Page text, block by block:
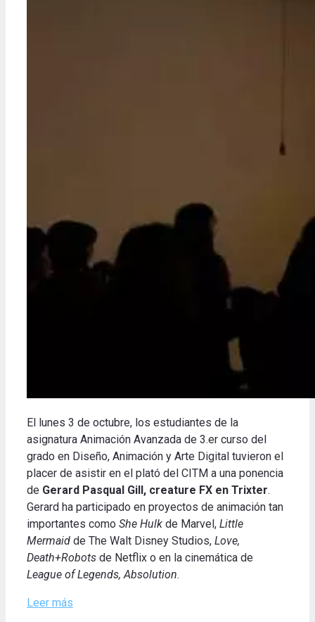
El lunes 3 de octubre, los estudiantes de la
asignatura Animación Avanzada de 3.er curso del
grado en Diseño, Animación y Arte Digital tuvieron el
placer de asistir en el plató del CITM a una ponencia
de Gerard Pasqual Gill, creature FX en Trixter.
Gerard ha participado en proyectos de animación tan
importantes como She Hulk de Marvel, Little
Mermaid de The Walt Disney Studios, Love,
Death+Robots de Netflix o en la cinemática de
League of Legends, Absolution.
Leer más